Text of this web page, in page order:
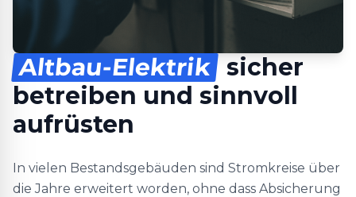
Altbau-Elektrik sicher
betreiben und sinnvoll
aufrüsten
In vielen Bestandsgebäuden sind Stromkreise über
die Jahre erweitert worden, ohne dass Absicherung